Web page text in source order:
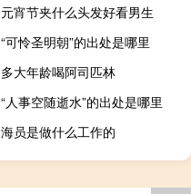
元宵节夹什么头发好看男生
“可怜圣明朝”的出处是哪里
多大年龄喝阿司匹林
“人事空随逝水”的出处是哪里
海员是做什么工作的